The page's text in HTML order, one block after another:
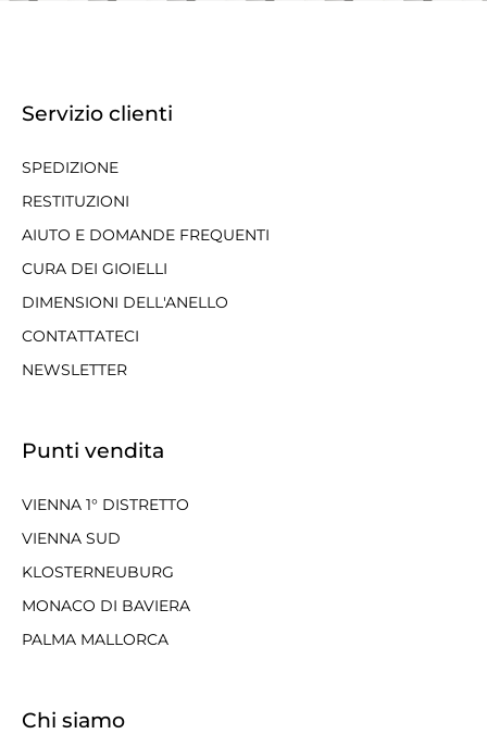
Servizio clienti
SPEDIZIONE
RESTITUZIONI
AIUTO E DOMANDE FREQUENTI
CURA DEI GIOIELLI
DIMENSIONI DELL'ANELLO
CONTATTATECI
NEWSLETTER
Punti vendita
VIENNA 1° DISTRETTO
VIENNA SUD
KLOSTERNEUBURG
MONACO DI BAVIERA
PALMA MALLORCA
Chi siamo